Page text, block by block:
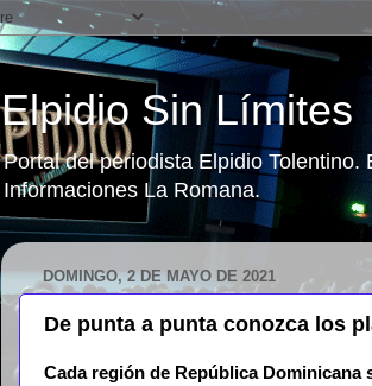
Elpidio Sin Límites
Portal del periodista Elpidio
Informaciones La Romana.
DOMINGO, 2 DE MAYO DE 2021
De punta a punta conozca los
Cada región de República